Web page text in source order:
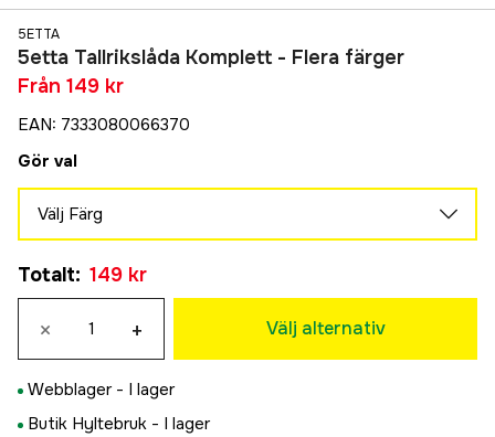
5ETTA
5etta Tallrikslåda Komplett - Flera färger
Från 149 kr
EAN: 7333080066370
Gör val
Välj Färg
149 kr
Rosa
149 kr
149 kr
Totalt: 149 kr
× + Välj alternativ
Webblager - I lager
Butik Hyltebruk - I lager